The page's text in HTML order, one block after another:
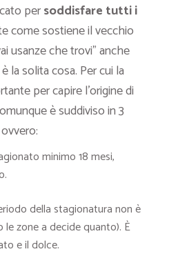
persoddisfare tutti i
come sostiene il vecchio
usanze che trovi” anche
la solita cosa. Per cui la
per capire l’origine di
è suddiviso in 3
minimo 18 mesi,
della stagionatura non è
le zone a decide quanto). È
e il dolce.